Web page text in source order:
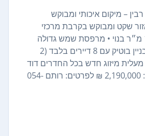
– ב־כרמיאל רחוב חטיבת הנגב 46 שכונת רמת רבין – מיקום איכותי ומבוקש
שקט ומבוקש בקרבת מרכזי
קניות, מוסדות חינוך וגני שעשועים. פרטי הנכס: • 4 חדרים מרווחים במפלס אחד • כ־125 מ״ר בנוי • מרפסת שמש גדולה
ומקורה כ־50 מ״ר • קומה 3 מתוך 3 עם מעלית • 4 כיווני אוויר – דירה מוארת ומאווררת • בניין בוטיק עם 8 דיירים בלבד (2
מיזוג חדש בכל החדרים דוד
שמש גישה לנכים 2 חדרי רחצה ושירותים (אחד מהם בחדר ההורים) כניסה גמישה מחיר: 2,190,000 ₪ לפרטים: רותם 054-